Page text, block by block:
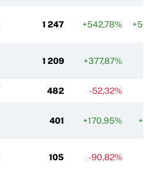
1 247 +542,78% +5
1 209 +377,87%
482 -52,32%
401 +170,95%
105 -90,82%